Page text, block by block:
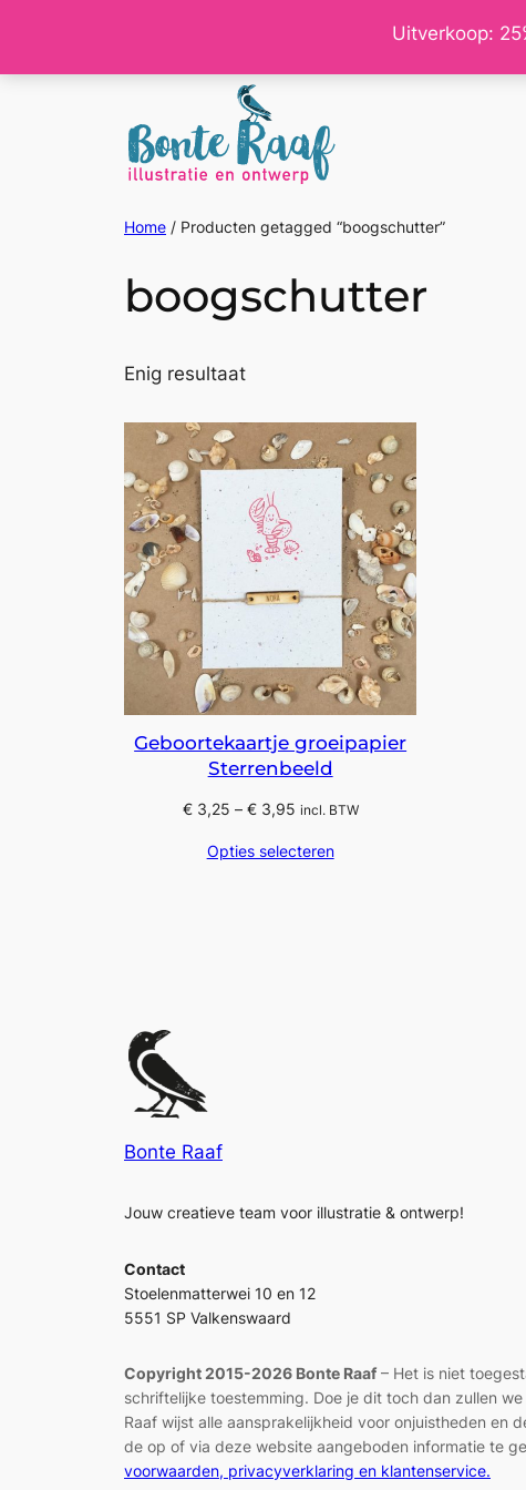
Uitverkoop:
de
Home / Producten getagged “boogschutter”
boogschutter
Enig resultaat
Geboortekaartje groeipapier
Sterrenbeeld
€3,25 – €3,95Prijsklasse:
tot
incl. BTW
Opties selecteren
Bonte Raaf
Jouw creatieve team voor illustratie & ontwerp!
Contact
Stoelenmatterwei 10 en 12
5551 SP Valkenswaard
Copyright 2015-2026 Bonte Raaf – Het is niet
schriftelijke toestemming. Doe je dit toch dan zullen
Raaf wijst alle aansprakelijkheid voor onjuistheden en
de op of via deze website aangeboden informatie te
voorwaarden, privacyverklaring en klantenservice.